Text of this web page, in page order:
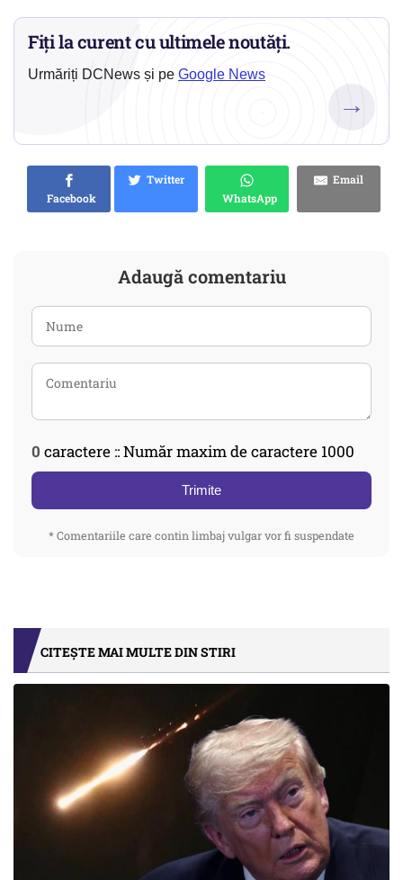
Fiți la curent cu ultimele noutăți.
Urmăriți DCNews și pe Google News
→
Facebook
Twitter
WhatsApp
Email
Adaugă comentariu
0 caractere :: Număr maxim de caractere 1000
Trimite
* Comentariile care contin limbaj vulgar vor fi suspendate
CITEȘTE MAI MULTE DIN STIRI